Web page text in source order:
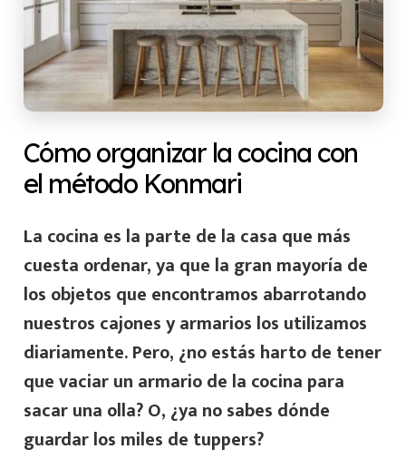
Cómo organizar la cocina con
el método Konmari
La cocina es la parte de la casa que más
cuesta ordenar, ya que la gran mayoría de
los objetos que encontramos abarrotando
nuestros cajones y armarios los utilizamos
diariamente. Pero, ¿no estás harto de tener
que vaciar un armario de la cocina para
sacar una olla? O, ¿ya no sabes dónde
guardar los miles de tuppers?